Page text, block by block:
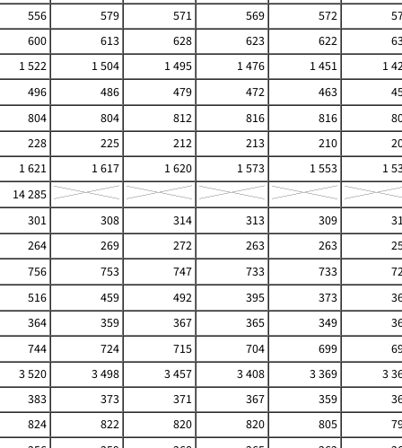
556 579 571 569 572
600 613 628 623 622
1 522 1 504 1 495 1 476 1 451
1
496 486 479 472 463
804 804 812 816 816
228 225 212 213 210
1 621 1 617 1 620 1 573 1 553
1
14 285
301 308 314 313 309
264 269 272 263 263
756 753 747 733 733
516 459 492 395 373
364 359 367 365 349
744 724 715 704 699
3 520 3 498 3 457 3 408 3 369
3
383 373 371 367 359
824 822 820 820 805